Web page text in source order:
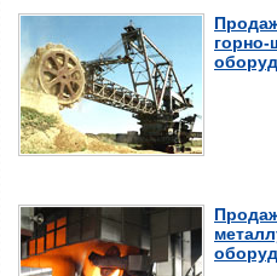
горно-